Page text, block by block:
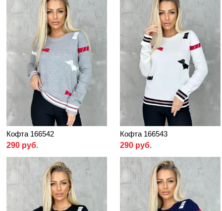
Кофта 166542
290 руб.
Кофта 166543
290 руб.